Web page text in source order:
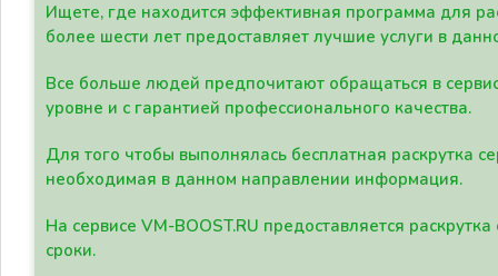
Ищете, где находится эффективная программа для
более шести лет предоставляет лучшие услуги в
Все больше людей предпочитают обращаться в
уровне и с гарантией профессионального качества.
Для того чтобы выполнялась бесплатная раскрутка
необходимая в данном направлении информация.
На сервисе VM-BOOST.RU предоставляется
сроки.